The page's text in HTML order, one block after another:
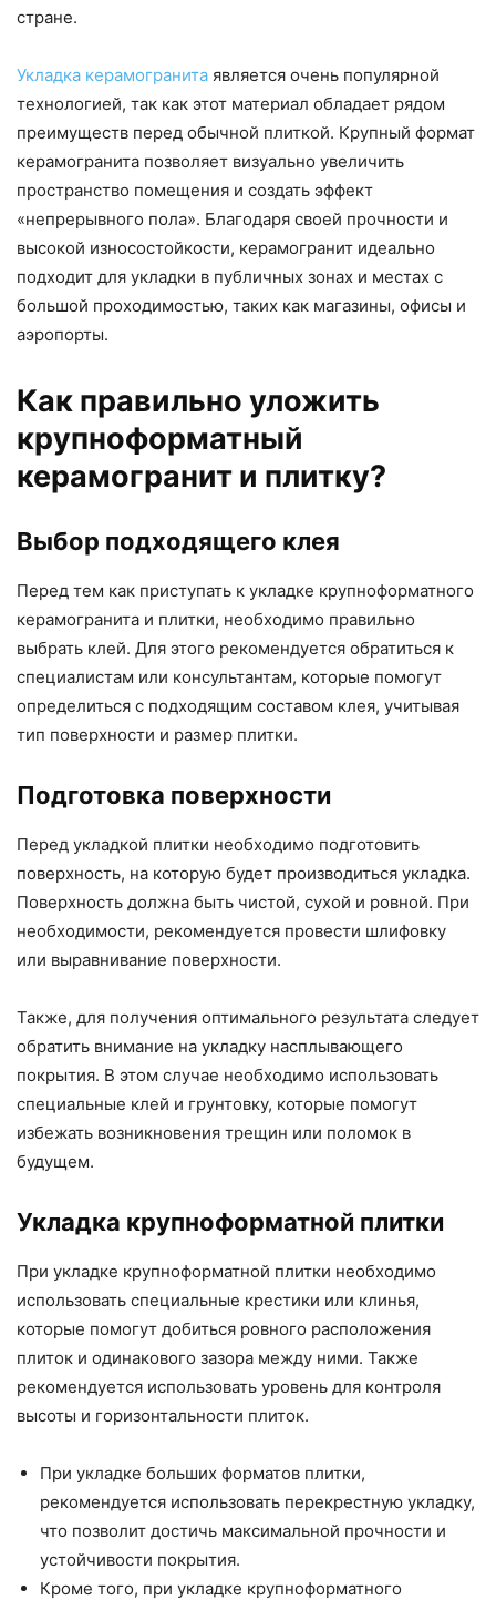
стране.
Укладка керамогранита является очень популярной
технологией, так как этот материал обладает рядом
преимуществ перед обычной плиткой. Крупный формат
керамогранита позволяет визуально увеличить
пространство помещения и создать эффект
«непрерывного пола». Благодаря своей прочности и
высокой износостойкости, керамогранит идеально
подходит для укладки в публичных зонах и местах с
большой проходимостью, таких как магазины, офисы и
аэропорты.
Как правильно уложить
крупноформатный
керамогранит и плитку?
Выбор подходящего клея
Перед тем как приступать к укладке крупноформатного
керамогранита и плитки, необходимо правильно
выбрать клей. Для этого рекомендуется обратиться к
специалистам или консультантам, которые помогут
определиться с подходящим составом клея, учитывая
тип поверхности и размер плитки.
Подготовка поверхности
Перед укладкой плитки необходимо подготовить
поверхность, на которую будет производиться укладка.
Поверхность должна быть чистой, сухой и ровной. При
необходимости, рекомендуется провести шлифовку
или выравнивание поверхности.
Также, для получения оптимального результата следует
обратить внимание на укладку насплывающего
покрытия. В этом случае необходимо использовать
специальные клей и грунтовку, которые помогут
избежать возникновения трещин или поломок в
будущем.
Укладка крупноформатной плитки
При укладке крупноформатной плитки необходимо
использовать специальные крестики или клинья,
которые помогут добиться ровного расположения
плиток и одинакового зазора между ними. Также
рекомендуется использовать уровень для контроля
высоты и горизонтальности плиток.
При укладке больших форматов плитки,
рекомендуется использовать перекрестную укладку,
что позволит достичь максимальной прочности и
устойчивости покрытия.
Кроме того, при укладке крупноформатного